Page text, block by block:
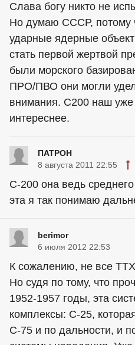
Слава богу никто не
Но думаю СССР, потому
ударные ядерные
стать первой жертвой
были морского
ПРО/ПВО они могли
внимания. С200 наш
интереснее.
ПАТРОН
8 августа 2011 22:55
С-200 она ведь
эта я так понимаю
berimor
6 июля 2012 22:53
К сожалению, не все
Но судя по тому, что
1952-1957 годы, эта
комплексы: С-25,
С-75 и по дальности, и